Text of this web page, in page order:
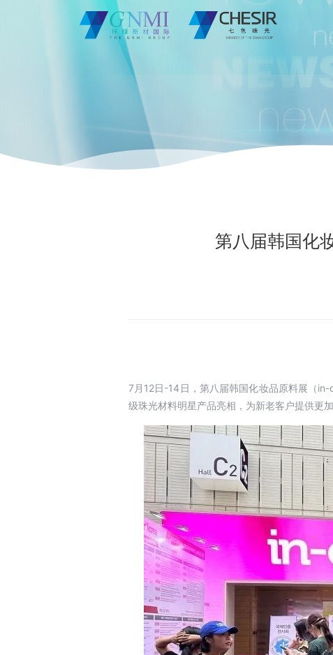
第八届韩国化
7月12日-14日，第八届韩国化妆品原料展（
级珠光材料明星产品亮相，为新老客户提供更